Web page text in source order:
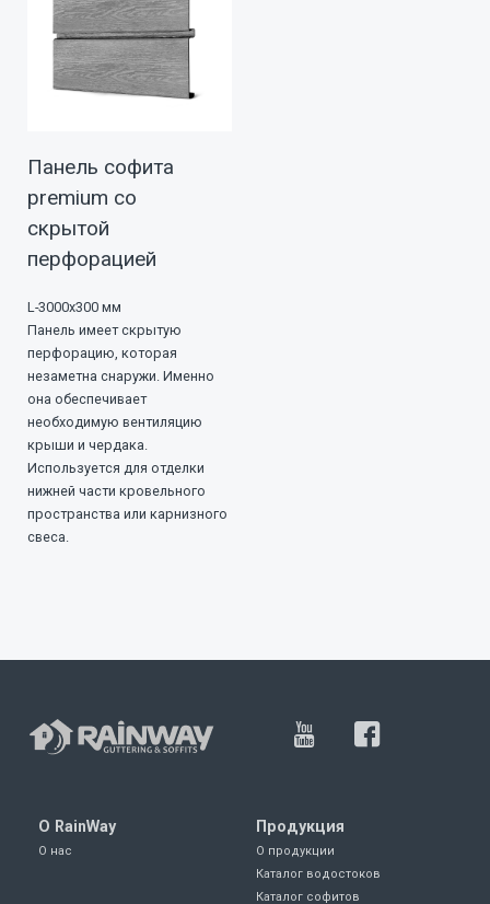
Панель софита
premium со
скрытой
перфорацией
L-3000х300 мм
Панель имеет скрытую
перфорацию, которая
незаметна снаружи. Именно
она обеспечивает
необходимую вентиляцию
крыши и чердака.
Используется для отделки
нижней части кровельного
пространства или карнизного
свеса.
О RainWay
О нас
Продукция
О продукции
Каталог водостоков
Каталог софитов